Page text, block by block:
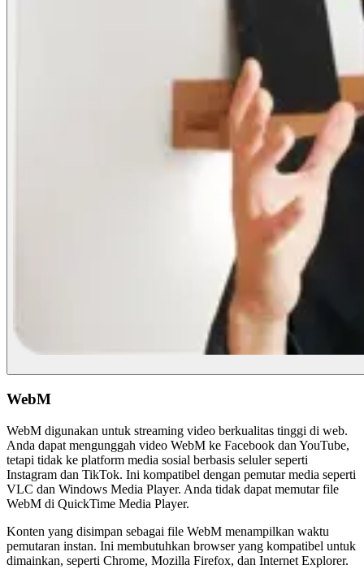
WebM
WebM digunakan untuk streaming video berkualitas tinggi di web.
Anda dapat mengunggah video WebM ke Facebook dan YouTube,
tetapi tidak ke platform media sosial berbasis seluler seperti
Instagram dan TikTok. Ini kompatibel dengan pemutar media seperti
VLC dan Windows Media Player. Anda tidak dapat memutar file
WebM di QuickTime Media Player.
Konten yang disimpan sebagai file WebM menampilkan waktu
pemutaran instan. Ini membutuhkan browser yang kompatibel untuk
dimainkan, seperti Chrome, Mozilla Firefox, dan Internet Explorer.